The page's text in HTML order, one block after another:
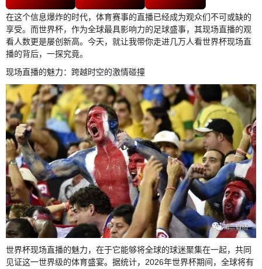
在这个信息爆炸的时代，体育赛事的直播已经成为观众们不可或缺的
享受。而世界杯，作为全球最具影响力的足球盛事，其现场直播的观
看人数更是屡创新高。今天，就让我带你走进几万人看世界杯现场直
播的背后，一探究竟。
现场直播的魅力：跨越时空的激情碰撞
世界杯现场直播的魅力，在于它能够将全球的球迷聚集在一起，共同
见证这一世界级的体育盛宴。据统计，2026年世界杯期间，全球将有